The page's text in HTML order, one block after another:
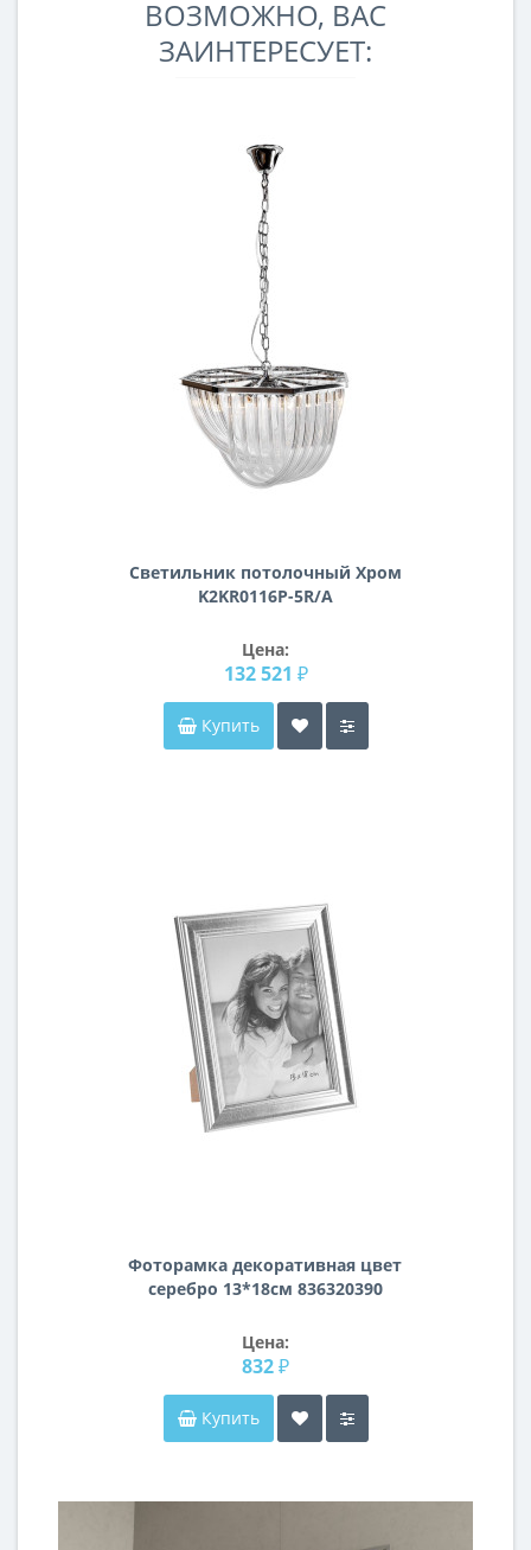
ВОЗМОЖНО, ВАС
ЗАИНТЕРЕСУЕТ:
Светильник потолочный Хром
K2KR0116P-5R/A
Цена:
132 521 ₽
Купить
Фоторамка декоративная цвет
серебро 13*18см 836320390
Цена:
832 ₽
Купить